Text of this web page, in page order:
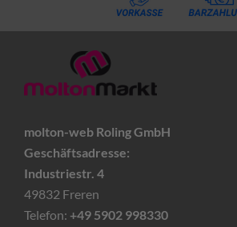
molton-web Roling GmbH
Geschäftsadresse:
Industriestr. 4
49832 Freren
Telefon: +49 5902 998330